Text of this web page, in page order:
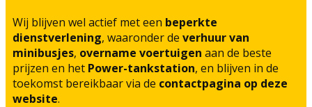
Wij blijven wel actief met een beperkte
dienstverlening, waaronder de verhuur van
minibusjes, overname voertuigen aan de beste
prijzen en het Power-tankstation, en blijven in de
toekomst bereikbaar via de contactpagina op deze
website.